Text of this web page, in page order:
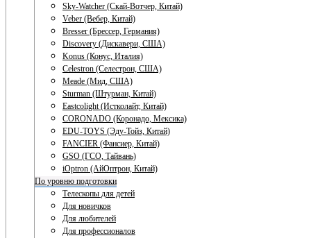
Sky-Watcher (Скай-Вотчер, Китай)
Veber (Вебер, Китай)
Bresser (Брессер, Германия)
Discovery (Дискавери, США)
Konus (Конус, Италия)
Celestron (Селестрон, США)
Meade (Мид, США)
Sturman (Штурман, Китай)
Eastcolight (Истколайт, Китай)
CORONADO (Коронадо, Мексика)
EDU-TOYS (Эду-Тойз, Китай)
FANCIER (Фансиер, Китай)
GSO (ГСО, Тайвань)
iOptron (АйОптрон, Китай)
По уровню подготовки
Телескопы для детей
Для новичков
Для любителей
Для профессионалов